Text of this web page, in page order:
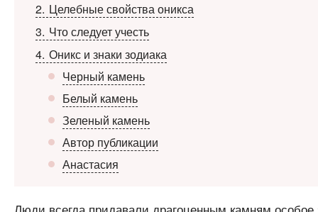
2 Целебные свойства оникса
3 Что следует учесть
4 Оникс и знаки зодиака
Черный камень
Белый камень
Зеленый камень
Автор публикации
Анастасия